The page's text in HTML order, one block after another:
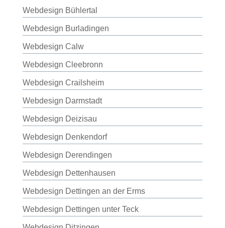
Webdesign Bühlertal
Webdesign Burladingen
Webdesign Calw
Webdesign Cleebronn
Webdesign Crailsheim
Webdesign Darmstadt
Webdesign Deizisau
Webdesign Denkendorf
Webdesign Derendingen
Webdesign Dettenhausen
Webdesign Dettingen an der Erms
Webdesign Dettingen unter Teck